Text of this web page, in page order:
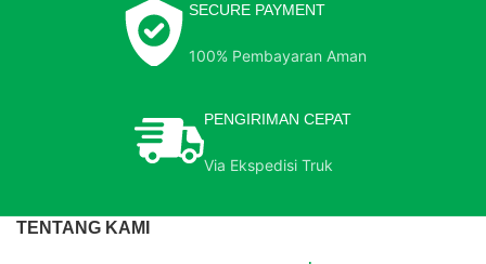
SECURE PAYMENT
100% Pembayaran Aman
PENGIRIMAN CEPAT
Via Ekspedisi Truk
TENTANG KAMI